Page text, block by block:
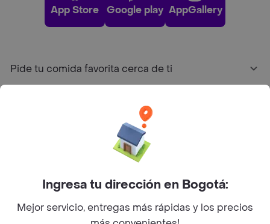
App Store Google play AppGallery
Pide tu comida favorita cerca de ti
Sobre Rappi
Facebook
TwitterInstagram
Ingresa tu dirección en Bogotá:
Mejor servicio, entregas más rápidas y los precios